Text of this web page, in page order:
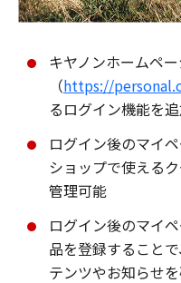
キヤノンホームペ
（https://
るログイン機能を
ログイン後のマイ
ショップで使える
管理可能
ログイン後のマイ
品を登録すること
テンツやお知らせ